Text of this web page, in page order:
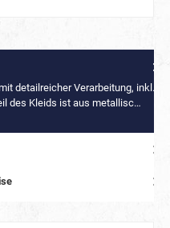
detailreicher Verarbeitung, inkl.
des Kleids ist aus metallisc…